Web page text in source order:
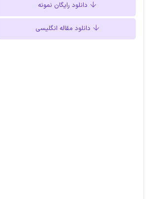
دانلود رایگان نمونه
دانلود مقاله انگلیسی